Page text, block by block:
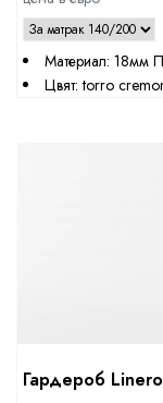
Материал: 18мм
Цвят: torro
Гардероб Linero